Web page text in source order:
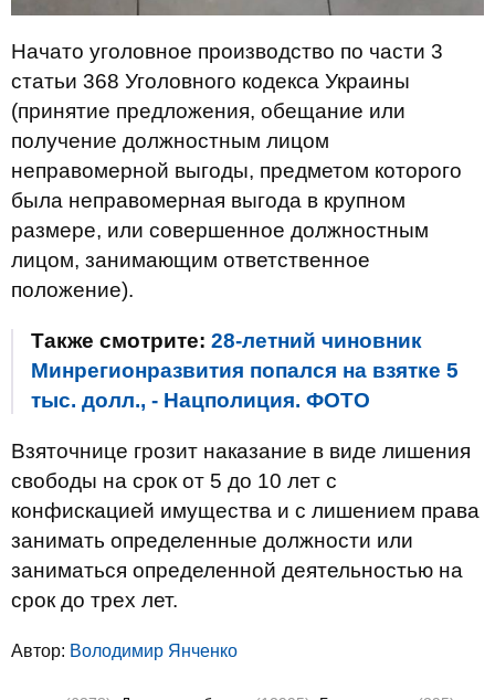
Начато уголовное производство по части 3
статьи 368 Уголовного кодекса Украины
(принятие предложения, обещание или
получение должностным лицом
неправомерной выгоды, предметом которого
была неправомерная выгода в крупном
размере, или совершенное должностным
лицом, занимающим ответственное
положение).
Также смотрите: 28-летний чиновник
Минрегионразвития попался на взятке 5
тыс. долл., - Нацполиция. ФОТО
Взяточнице грозит наказание в виде лишения
свободы на срок от 5 до 10 лет с
конфискацией имущества и с лишением права
занимать определенные должности или
заниматься определенной деятельностью на
срок до трех лет.
Автор: Володимир Янченко